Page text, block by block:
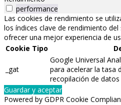
performance
Las cookies de rendimiento se
los índices clave de rendimiento
ofrecer una mejor experiencia de
Cookie Tipo
_gat
Google Universal
para acelerar la tasa
recopilación de
Guardar y aceptar
Powered by GDPR Cookie